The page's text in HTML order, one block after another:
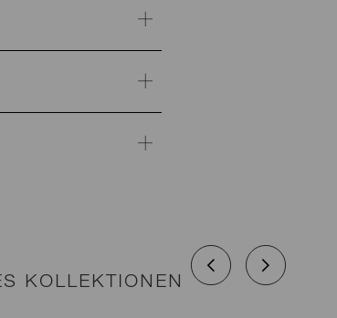
KOLLEKTIONEN